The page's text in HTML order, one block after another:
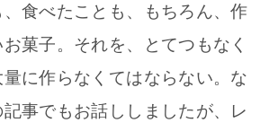
食べたことも、もちろん、作
菓子。それを、とてつもなく
に作らなくてはならない。な
事でもお話ししましたが、レ